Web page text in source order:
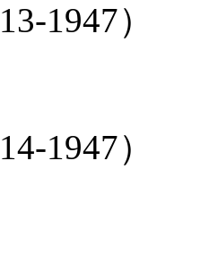
1947）
1947）